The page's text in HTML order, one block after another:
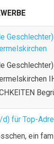
für Top-
ein